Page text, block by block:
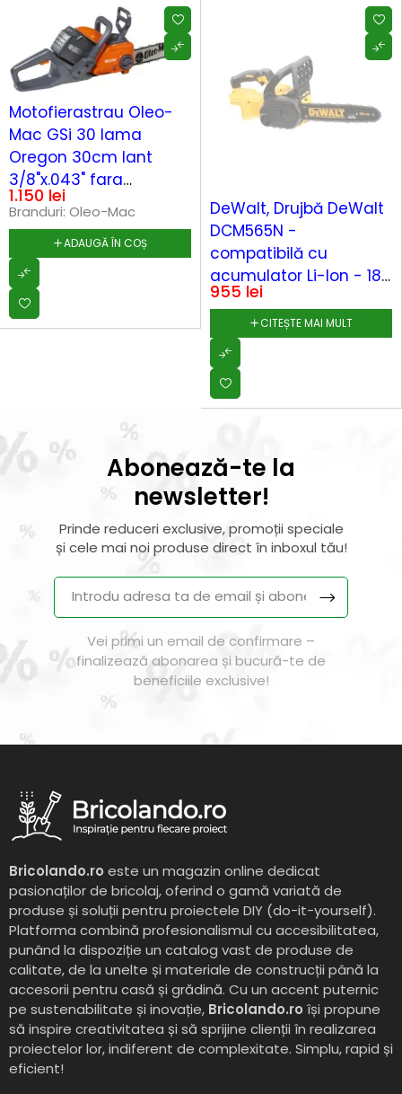
Motofierastrau Oleo-
Mac GSi 30 lama
Oregon 30cm lant
3/8"x.043" fara
acumulator si
incarcator
1.150 lei
Branduri: Oleo-Mac
ADAUGĂ ÎN COȘ
DeWalt, Drujbă DeWalt
DCM565N -
compatibilă cu
acumulator Li-Ion - 18V
XR - bară 30 cm
955 lei
CITEȘTE MAI MULT
Abonează-te la
newsletter!
Prinde reduceri exclusive, promoții speciale
și cele mai noi produse direct în inboxul tău!
Vei primi un email de confirmare –
finalizează abonarea și bucură-te de
beneficiile exclusive!
Bricolando.ro este un magazin online dedicat
pasionaților de bricolaj, oferind o gamă variată de
produse și soluții pentru proiectele DIY (do-it-yourself).
Platforma combină profesionalismul cu accesibilitatea,
punând la dispoziție un catalog vast de produse de
calitate, de la unelte și materiale de construcții până la
accesorii pentru casă și grădină. Cu un accent puternic
pe sustenabilitate și inovație, Bricolando.ro își propune
să inspire creativitatea și să sprijine clienții în realizarea
proiectelor lor, indiferent de complexitate. Simplu, rapid și
eficient!